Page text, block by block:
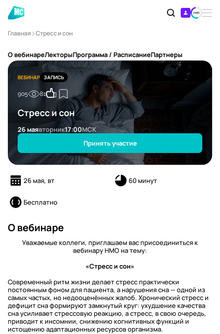
Главная Стресс и сон
О вебинареЛекторыПрограмма / РасписаниеПартнеры
ВЕБИНАР ЗАПИСЬ
905 81
Стресс и сон
26 маявторник17:00МСК
Принять участие
26 мая, вт 60 минут
Бесплатно
О вебинаре
Уважаемые коллеги, приглашаем вас присоединиться к
вебинару НМО на тему:
«Стресс и сон»
Современный ритм жизни делает стресс практически
постоянным фоном для пациента, а нарушения сна — одной из
самых частых, но недооценённых жалоб. Хронический стресс и
дефицит сна формируют замкнутый круг: ухудшение качества
сна усиливает стрессовую реакцию, а стресс, в свою очередь,
приводит к инсомнии, снижению когнитивных функций и
истощению адаптационных ресурсов организма.